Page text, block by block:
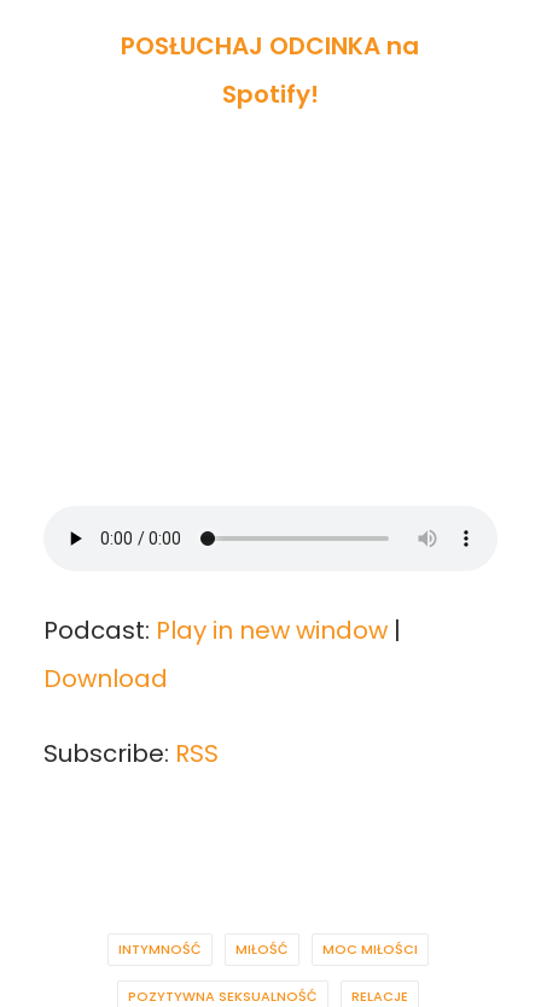
POSŁUCHAJ ODCINKA na
Spotify!
Podcast: Play in new window |
Download
Subscribe: RSS
INTYMNOŚĆ MIŁOŚĆ MOC MIŁOŚCI
POZYTYWNA SEKSUALNOŚĆ RELACJE